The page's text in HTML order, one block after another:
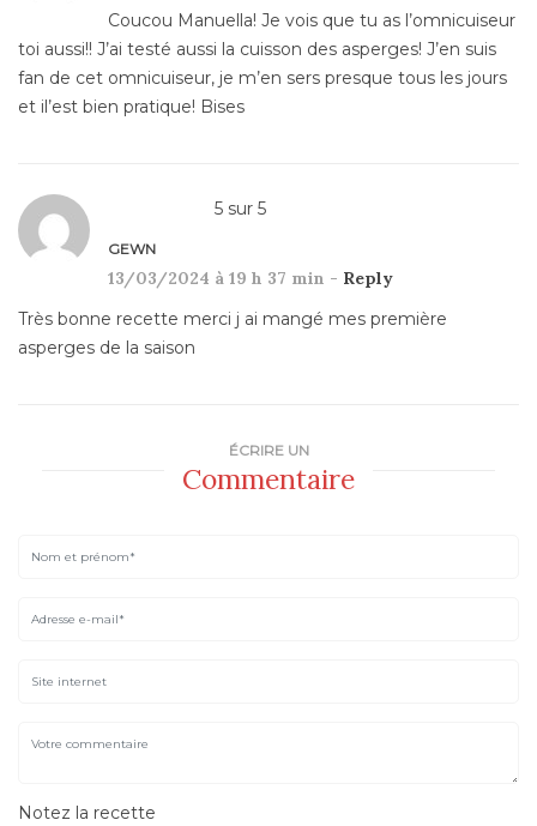
Coucou Manuella! Je vois que tu as l’omnicuiseur
toi aussi!! J’ai testé aussi la cuisson des asperges! J’en suis
fan de cet omnicuiseur, je m’en sers presque tous les jours
et il’est bien pratique! Bises
5 sur 5
GEWN
13/03/2024 à 19 h 37 min - Reply
Très bonne recette merci j ai mangé mes première
asperges de la saison
ÉCRIRE UN
Commentaire
Notez la recette